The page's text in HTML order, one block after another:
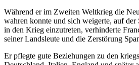
Während er im Zweiten Weltkrieg die
wahren konnte und sich weigerte, auf der
in den Krieg einzutreten, verhinderte
seiner Landsleute und die Zerstörung
Er pflegte gute Beziehungen zu den